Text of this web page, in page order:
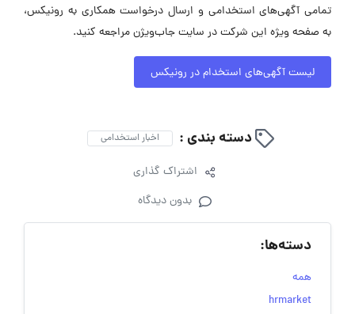
تمامی آگهی‌های استخدامی و ارسال درخواست همکاری به رونیکس،
به صفحه ویژه این شرکت در سایت جاب‌ویژن مراجعه کنید.
لیست آگهی‌های استخدام در رونیکس
دسته بندی : اخبار استخدامی
اشتراک گذاری
بدون دیدگاه
دسته‌ها:
همه
hrmarket